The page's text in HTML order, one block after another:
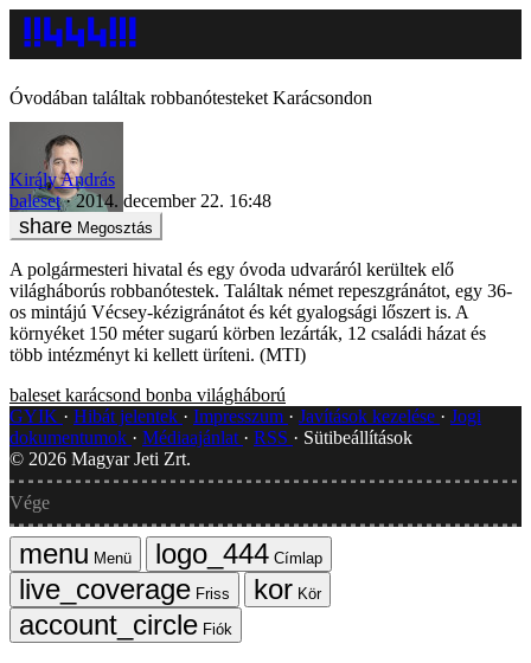
Óvodában találtak robbanótesteket Karácsondon
Király András
baleset
2014. december 22. 16:48
Megosztás
A polgármesteri hivatal és egy óvoda udvaráról kerültek elő
világháborús robbanótestek. Találtak német repeszgránátot, egy 36-
os mintájú Vécsey-kézigránátot és két gyalogsági lőszert is. A
környéket 150 méter sugarú körben lezárták, 12 családi házat és
több intézményt ki kellett üríteni. (MTI)
baleset karácsond bonba világháború
GYIK
Hibát jelentek Impresszum Javítások kezelése
Jogi
dokumentumok
Médiaajánlat RSS
Sütibeállítások
© 2026 Magyar Jeti Zrt.
Vége
Menü
Címlap
Friss
Kör
Fiók